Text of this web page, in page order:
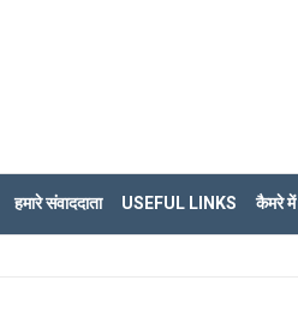
हमारे संवाददाता USEFUL LINKS कैमरे